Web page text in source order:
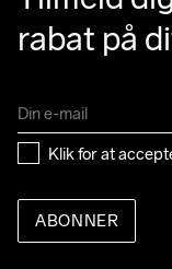
rabat på
Klik for at
ABONNER